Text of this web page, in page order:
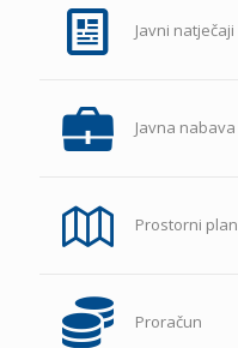
Javni natječaji
Javna nabava
Prostorni plan
Proračun